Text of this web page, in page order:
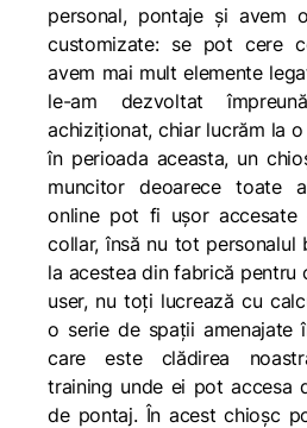
personal, pontaje și avem
customizate: se pot cere
avem mai mult elemente
le-am dezvoltat
achiziționat, chiar lucrăm la
în perioada aceasta, un
muncitor deoarece toate
online pot fi ușor accesate
collar, însă nu tot personalul
la acestea din fabrică pentru
user, nu toți lucrează cu
o serie de spații amenajate
care este clădirea
training unde ei pot accesa
de pontaj. În acest chioșc